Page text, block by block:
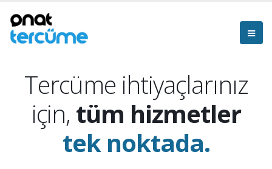
Tercüme ihtiyaçlarınız
için, tüm hizmetler
tek noktada.